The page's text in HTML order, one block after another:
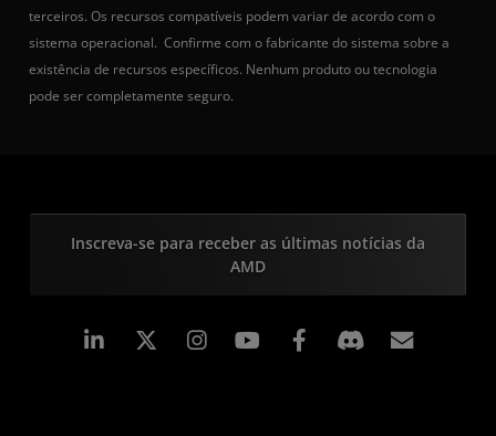
terceiros. Os recursos compatíveis podem variar de acordo com o
sistema operacional. Confirme com o fabricante do sistema sobre a
existência de recursos específicos. Nenhum produto ou tecnologia
pode ser completamente seguro.
Inscreva-se para receber as últimas notícias da
AMD
Linkedin Instagram Facebook